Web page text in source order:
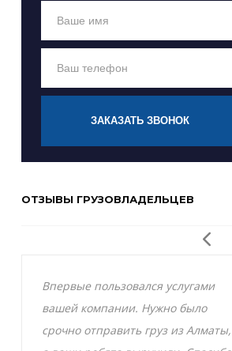
ЗАКАЗАТЬ ЗВОНОК
ОТЗЫВЫ ГРУЗОВЛАДЕЛЬЦЕВ
Впервые пользовался услугами
вашей компании. Нужно было
срочно отправить груз из Алматы,